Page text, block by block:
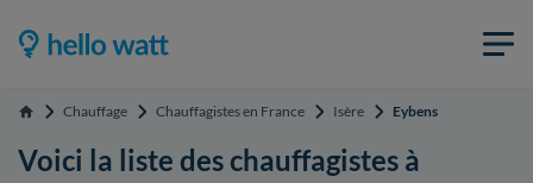
Accueil Chauffage Chauffagistes en France Isère Eybens
Voici la liste des chauffagistes à